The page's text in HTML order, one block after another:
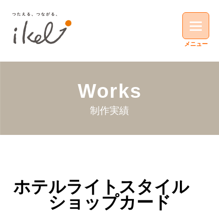
Works
制作実績
ホテルライトスタイル
ショップカード